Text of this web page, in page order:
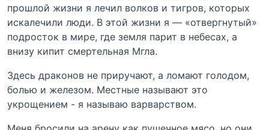
прошлой жизни я лечил волков и тигров, которых
искалечили люди. В этой жизни я — «отвергнутый»
подросток в мире, где земля парит в небесах, а
внизу кипит смертельная Мгла.
Здесь драконов не приручают, а ломают голодом,
болью и железом. Местные называют это
укрощением - я называю варварством.